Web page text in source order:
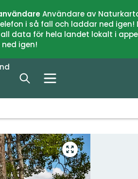
Användare av
i så fall och laddar ned
data för hela landet lokalt i
igen!
Gå
till
helskärmsläge